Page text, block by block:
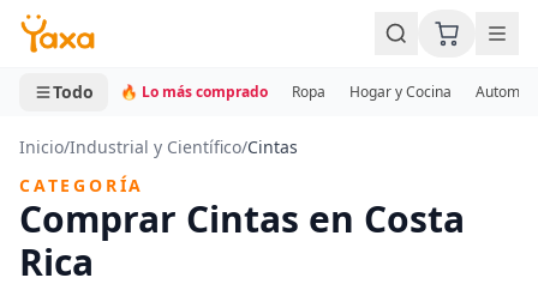
MINI CARRITO
0 productos
Todo 🔥 Lo más comprado Ropa Hogar y Cocina
Inicio/Industrial y Científico/Cintas
CATEGORÍA
Comprar Cintas en Costa
Rica